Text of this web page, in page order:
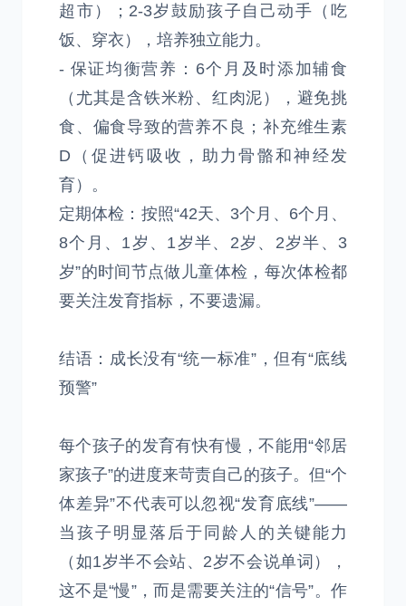
超市）；2-3岁鼓励孩子自己动手（吃
饭、穿衣），培养独立能力。
- 保证均衡营养：6个月及时添加辅食
（尤其是含铁米粉、红肉泥），避免挑
食、偏食导致的营养不良；补充维生素
D（促进钙吸收，助力骨骼和神经发
育）。
定期体检：按照“42天、3个月、6个月、
8个月、1岁、1岁半、2岁、2岁半、3
岁”的时间节点做儿童体检，每次体检都
要关注发育指标，不要遗漏。
结语：成长没有“统一标准”，但有“底线
预警”
每个孩子的发育有快有慢，不能用“邻居
家孩子”的进度来苛责自己的孩子。但“个
体差异”不代表可以忽视“发育底线”——
当孩子明显落后于同龄人的关键能力
（如1岁半不会站、2岁不会说单词），
这不是“慢”，而是需要关注的“信号”。作